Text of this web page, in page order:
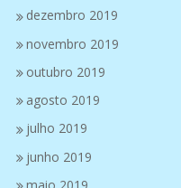
dezembro 2019
novembro 2019
outubro 2019
agosto 2019
julho 2019
junho 2019